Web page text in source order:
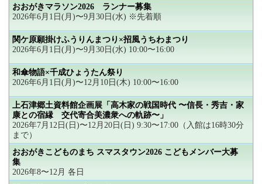
おおがきマラソン2026 ランナー募集
2026年6月1日(月)〜9月30日(水) ※先着順
関ケ原願掛けふうりんまつり×招風うちわまつり
2026年6月1日(月)〜9月30日(水) 10:00〜16:00
和傘物語×千成ひょうたん祭り
2026年6月1日(月)〜12月10日(木) 10:00〜16:00
上石津郷土資料館企画展「高木家の戦国時代 〜信長・秀吉・家
康との宿縁 交代寄合美濃衆への軌跡〜」
2026年7月12日(日)〜12月20日(日) 9:30〜17:00（入館は16時30分
まで）
おおがきこどものまち スマスタウン2026 こどもメンバー大募
集
2026年8〜12月 各日